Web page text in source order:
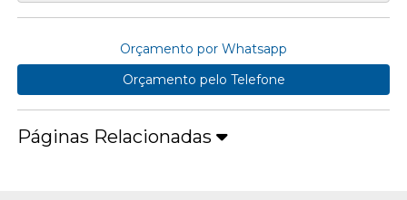
Orçamento por Whatsapp
Orçamento pelo Telefone
Páginas Relacionadas